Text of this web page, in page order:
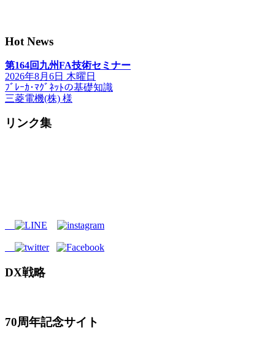
Hot News
第164回九州FA技術セミナー
2026年8月6日 木曜日
ﾌﾞﾚｰｶ･ﾏｸﾞﾈｯﾄの基礎知識
三菱電機(株) 様
リンク集
DX戦略
70周年記念サイト